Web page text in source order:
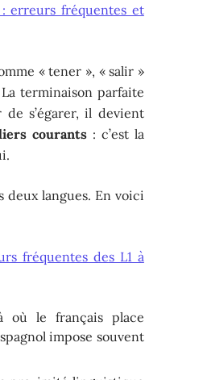
erreurs fréquentes et
« tener », « salir »
terminaison parfaite
s’égarer, il devient
courants : c’est la
deux langues. En voici
fréquentes des L1 à
le français place
impose souvent